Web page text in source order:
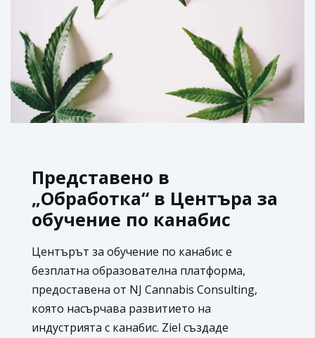
Представено в
„Обработка“ в Центъра за
обучение по канабис
Центърът за обучение по канабис е
безплатна образователна платформа,
предоставена от NJ Cannabis Consulting,
която насърчава развитието на
индустрията с канабис. Ziel създаде